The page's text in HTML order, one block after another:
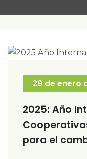
29 de enero
2025: Año
para el